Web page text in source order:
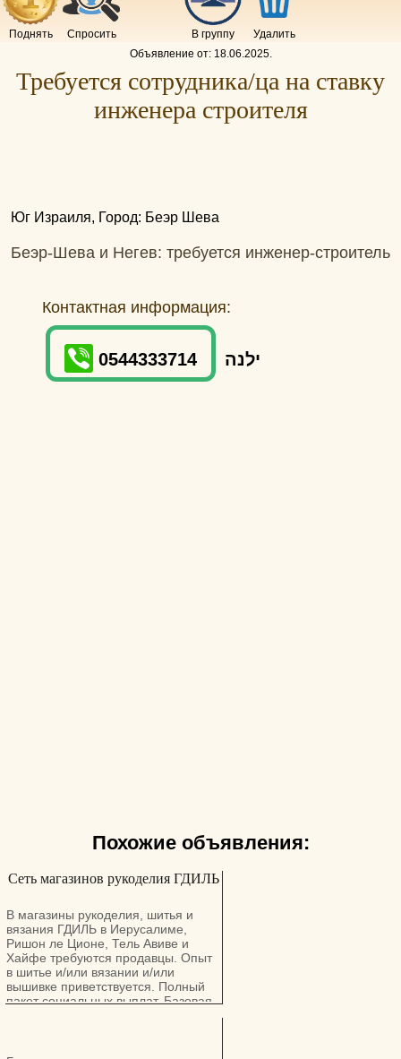
Поднять Спросить В группу
Удалить
Объявление от: 18.06.2025.
Требуется сотрудника/ца на ставку
инженера строителя
Юг Израиля, Город: Беэр Шева
Беэр-Шева и Негев: требуется инженер-строитель
Контактная информация:
0544333714 ילנה
Похожие объявления:
Сеть магазинов рукоделия ГДИЛЬ
В магазины рукоделия, шитья и
вязания ГДИЛЬ в Иерусалиме,
Ришон ле Ционе, Тель Авиве и
Хайфе требуются продавцы. Опыт
в шитье и/или вязании и/или
вышивке приветствуется. Полный
пакет социальных выплат. Базовая